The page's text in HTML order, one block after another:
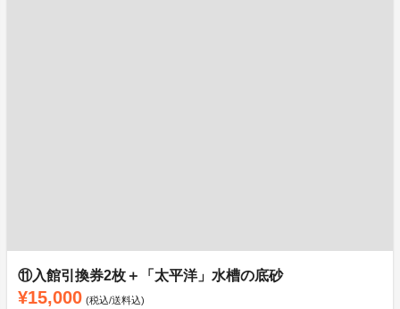
⑪入館引換券2枚＋「太平洋」水槽の底砂
¥15,000 (税込/送料込)